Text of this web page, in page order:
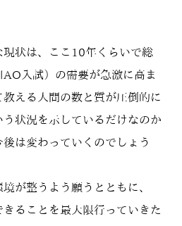
現状は、ここ10年くらいで総
入試）の需要が急激に高ま
教える人間の数と質が圧倒的に
う状況を示しているだけなのか
は変わっていくのでしょう
が整うよう願うとともに、
ることを最大限行っていきた